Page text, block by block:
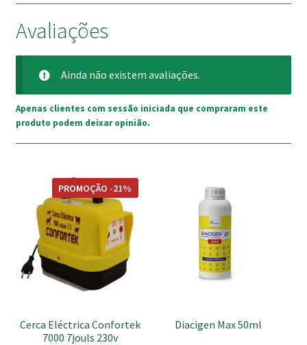
Avaliações
Ainda não existem avaliações.
Apenas clientes com sessão iniciada que compraram este
produto podem deixar opinião.
Cerca Eléctrica Confortek
7000 7jouls 230v
PROMOÇÃO -21%
Diacigen Max 50ml